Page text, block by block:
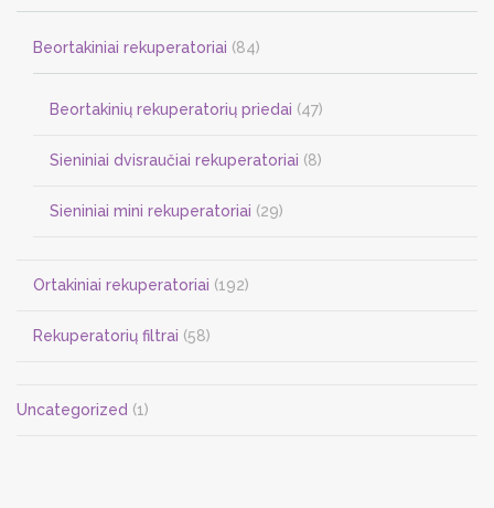
Beortakiniai rekuperatoriai (84)
Beortakinių rekuperatorių priedai (47)
Sieniniai dvisraučiai rekuperatoriai (8)
Sieniniai mini rekuperatoriai (29)
Ortakiniai rekuperatoriai (192)
Rekuperatorių filtrai (58)
Uncategorized (1)